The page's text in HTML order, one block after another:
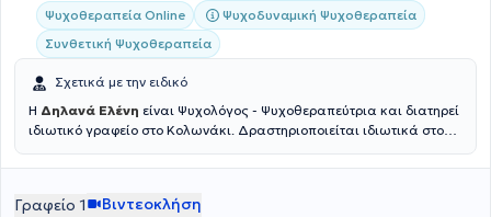
Ψυχοθεραπεία Online
Ψυχοδυναμική Ψυχοθεραπεία
Συνθετική Ψυχοθεραπεία
Σχετικά με την ειδικό
Η Δηλανά Ελένη είναι Ψυχολόγος - Ψυχοθεραπεύτρια και διατηρεί
ιδιωτικό γραφείο στο Κολωνάκι. Δραστηριοποιείται ιδιωτικά στο
στο παρελθόν έχει συνεργαστεί με το ιδιωτικό θεραπευτικό κέντρο
πορείας. Είναι κάτοχος Μεταπτυχιακού τίτλου Σπουδών ( MA
Γραφείο 1 Βιντεοκλήση